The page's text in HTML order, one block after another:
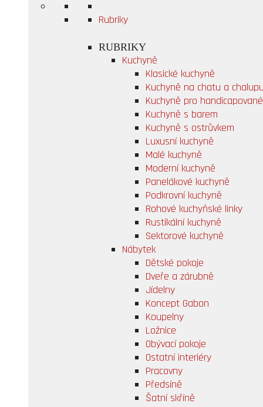
Rubriky
RUBRIKY
Kuchyně
Klasické kuchyně
Kuchyně na chatu a
Kuchyně pro handicapované
Kuchyně s barem
Kuchyně s ostrůvkem
Luxusní kuchyně
Malé kuchyně
Moderní kuchyně
Panelákové kuchyně
Podkrovní kuchyně
Rohové kuchyňské linky
Rustikální kuchyně
Sektorové kuchyně
Nábytek
Dětské pokoje
Dveře a zárubně
Jídelny
Koncept Gabon
Koupelny
Ložnice
Obývací pokoje
Ostatní interiéry
Pracovny
Předsíně
Šatní skříně